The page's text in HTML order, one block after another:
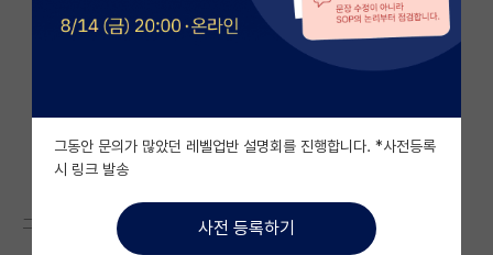
베스트 게시판
자유 게시판(아무개랩)
미국 유학 게시판
미국 대학원 합격 후기 게시판
대학원생 모집 게시판
그래서 익명의 힘을 빌려봄.
그동안 문의가 많았던 레벨업반 설명회를 진행합니다. *사전등록
시 링크 발송
사전 등록하기